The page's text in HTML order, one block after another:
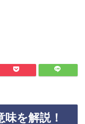
味を解説！